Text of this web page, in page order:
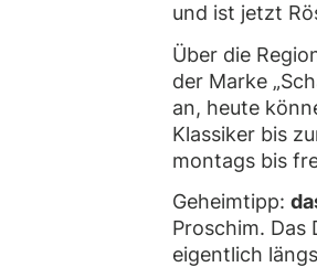
und ist jetzt
Über die
der Marke
an, heute
Klassiker bis
montags bis
Geheimtipp:
Proschim. Das
eigentlich